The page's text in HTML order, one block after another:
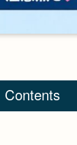
Contents